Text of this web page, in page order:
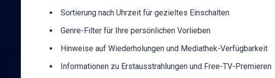
Sortierung nach Uhrzeit für gezieltes Einschalten
Genre-Filter für Ihre persönlichen Vorlieben
Hinweise auf Wiederholungen und Mediathek-Verfügbarkeit
Informationen zu Erstausstrahlungen und Free-TV-Premieren